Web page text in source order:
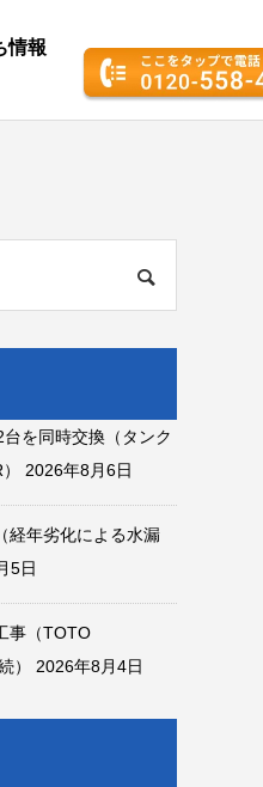
情報
を同時交換（タンク
2026年8月6日
経年劣化による水漏
5日
事（TOTO
）
2026年8月4日